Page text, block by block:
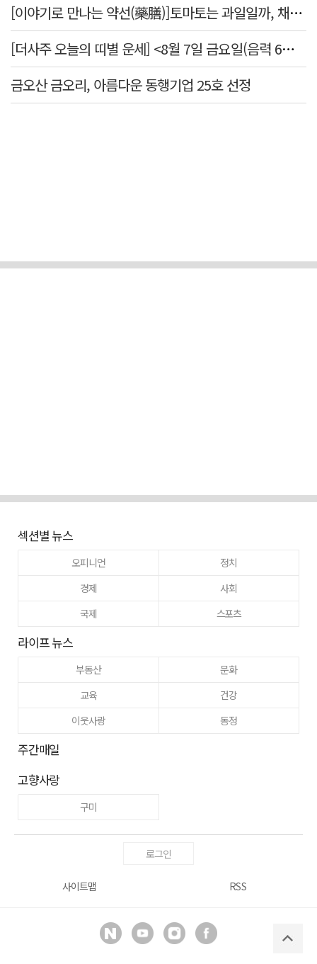
[이야기로 만나는 약선(藥膳)]토마토는 과일일까, 채소일까
[더사주 오늘의 띠별 운세] <8월 7일 금요일(음력 6월25일)>
금오산 금오리, 아름다운 동행기업 25호 선정
섹션별 뉴스
오피니언
정치
경제
사회
국제
스포츠
라이프 뉴스
부동산
문화
교육
건강
이웃사랑
동정
주간매일
고향사랑
구미
로그인
사이트맵 RSS